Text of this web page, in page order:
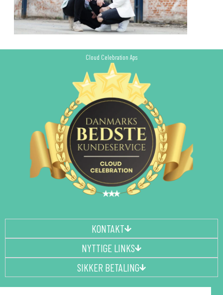
Cloud Celebration Aps
KONTAKT
NYTTIGE LINKS
SIKKER BETALING